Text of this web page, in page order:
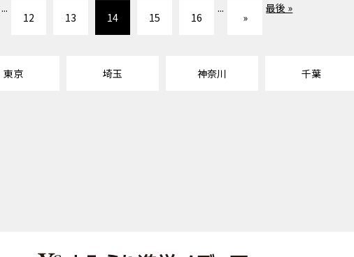
...
12 13 14 15 16
...
»
最後 »
東京 埼玉 神奈川 千葉